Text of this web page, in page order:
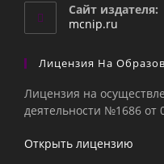
Сайт издателя:
mcnip.ru
Лицензия На
Лицензия на
деятельности №1686 от
Открыть лицензию